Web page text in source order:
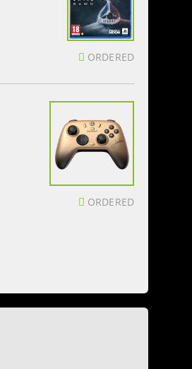
ORDERED
ORDERED